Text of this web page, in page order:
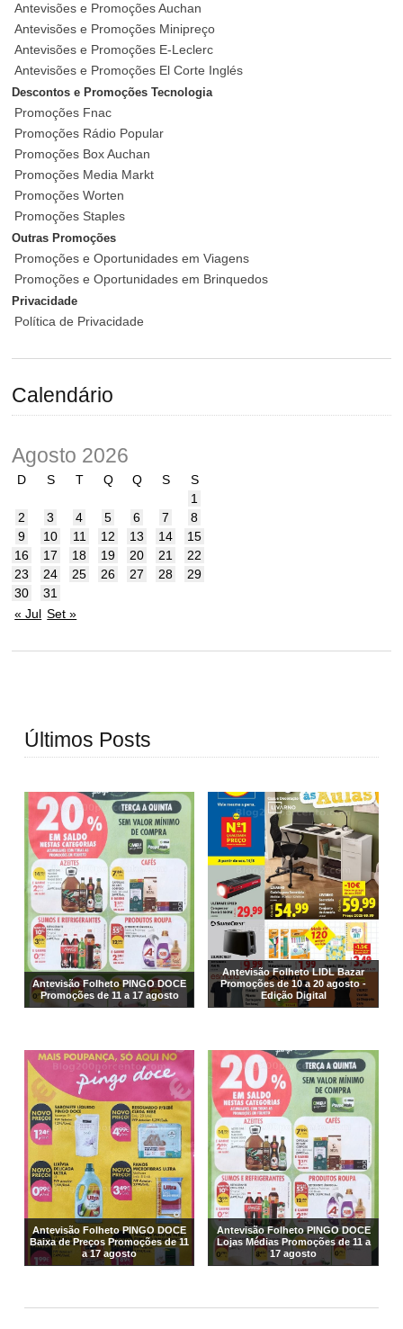
Antevisões e Promoções Auchan
Antevisões e Promoções Minipreço
Antevisões e Promoções E-Leclerc
Antevisões e Promoções El Corte Inglés
Descontos e Promoções Tecnologia
Promoções Fnac
Promoções Rádio Popular
Promoções Box Auchan
Promoções Media Markt
Promoções Worten
Promoções Staples
Outras Promoções
Promoções e Oportunidades em Viagens
Promoções e Oportunidades em Brinquedos
Privacidade
Política de Privacidade
Calendário
Agosto 2026
D S T Q Q S
S
1
2
3 4 5 6 7
8
9
10 11 12 13 14
15
16
17 18 19 20 21
22
23
24 25 26 27 28
29
30
31
« Jul Set »
Últimos Posts
Antevisão Folheto PINGO DOCE
Promoções de 11 a 17 agosto
Antevisão Folheto LIDL Bazar
Promoções de 10 a 20 agosto -
Edição Digital
Antevisão Folheto PINGO DOCE
Baixa de Preços Promoções de 11
a 17 agosto
Antevisão Folheto PINGO DOCE
Lojas Médias Promoções de 11 a
17 agosto